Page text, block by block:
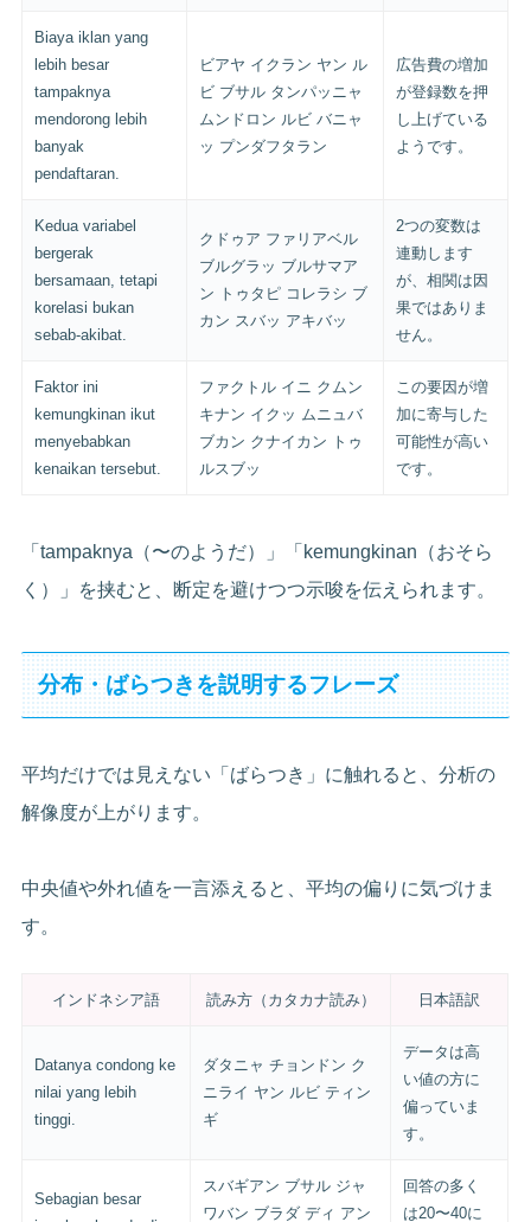
Biaya iklan yang
lebih besar
tampaknya
mendorong lebih
banyak
pendaftaran.
ビアヤ イクラン ヤン ル
ビ ブサル タンパッニャ
ムンドロン ルビ バニャ
ッ プンダフタラン
広告費の増加
が登録数を押
し上げている
ようです。
Kedua variabel
bergerak
bersamaan, tetapi
korelasi bukan
sebab-akibat.
クドゥア ファリアベル
ブルグラッ ブルサマア
ン トゥタピ コレラシ ブ
カン スバッ アキバッ
2つの変数は
連動します
が、相関は因
果ではありま
せん。
Faktor ini
kemungkinan ikut
menyebabkan
kenaikan tersebut.
ファクトル イニ クムン
キナン イクッ ムニュバ
ブカン クナイカン トゥ
ルスブッ
この要因が増
加に寄与した
可能性が高い
です。
「tampaknya（〜のようだ）」「kemungkinan（おそら
く）」を挟むと、断定を避けつつ示唆を伝えられます。
分布・ばらつきを説明するフレーズ
平均だけでは見えない「ばらつき」に触れると、分析の
解像度が上がります。
中央値や外れ値を一言添えると、平均の偏りに気づけま
す。
インドネシア語 読み方（カタカナ読み） 日本語訳
Datanya condong ke
nilai yang lebih
tinggi.
ダタニャ チョンドン ク
ニライ ヤン ルビ ティン
ギ
データは高
い値の方に
偏っていま
す。
Sebagian besar
スバギアン ブサル ジャ
ワバン ブラダ ディ アン
回答の多く
は20〜40に